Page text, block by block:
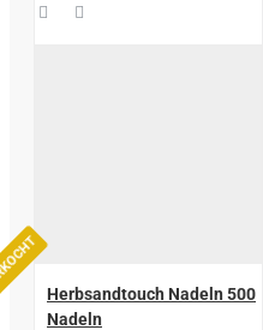
Herbsandtouch Nadeln 500
Nadeln